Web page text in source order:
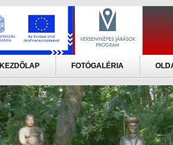
KEZDÕLAP FOTÓGALÉRIA